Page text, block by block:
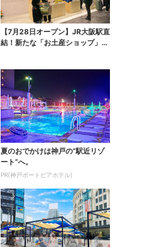
【7月28日オープン】JR大阪駅直
結！新たな「お土産ショップ」、
夏のおでかけは神戸の”駅近リゾ
ート”へ。
PR(神戸ポートピアホテル)